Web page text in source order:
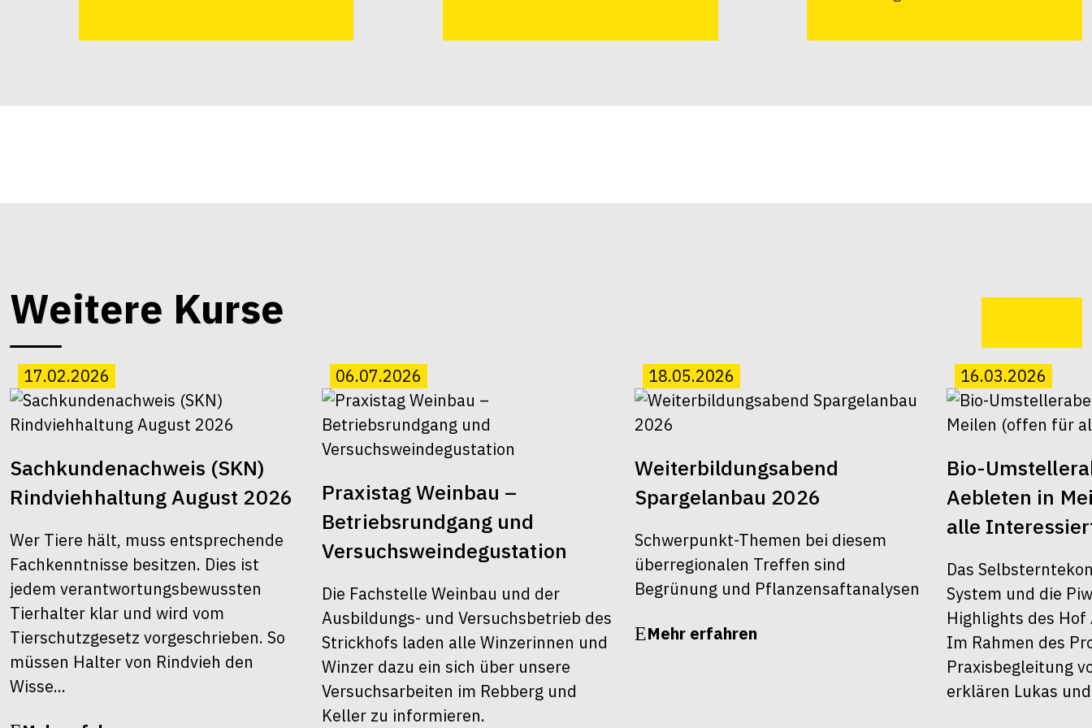
Weitere Kurse
17.02.2026
Sachkundenachweis (SKN)
Rindviehhaltung August 2026
Wer Tiere hält, muss entsprechende
Fachkenntnisse besitzen. Dies ist
jedem verantwortungsbewussten
Tierhalter klar und wird vom
Tierschutzgesetz vorgeschrieben. So
müssen Halter von Rindvieh den
Wisse...
06.07.2026
Praxistag Weinbau –
Betriebsrundgang und
Versuchsweindegustation
Die Fachstelle Weinbau und der
Ausbildungs- und Versuchsbetrieb des
Strickhofs laden alle Winzerinnen und
Winzer dazu ein sich über unsere
Versuchsarbeiten im Rebberg und
Keller zu informieren.
18.05.2026
Weiterbildungsabend
Spargelanbau 2026
Schwerpunkt-Themen bei diesem
überregionalen Treffen sind
Begrünung und Pflanzensaftanalysen
Mehr erfahren
16.03.2026
Bio-
Aebleten in
alle
Das
System und die
Highlights des
Im Rahmen des
Praxisbegleitung
erklären Lukas